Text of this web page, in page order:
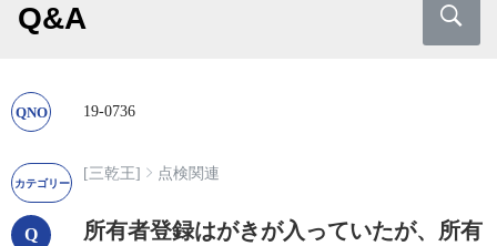
Q&A
19-0736
[三乾王] 点検関連
所有者登録はがきが入っていたが、所有